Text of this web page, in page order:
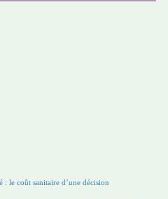
: le coût sanitaire d’une décision